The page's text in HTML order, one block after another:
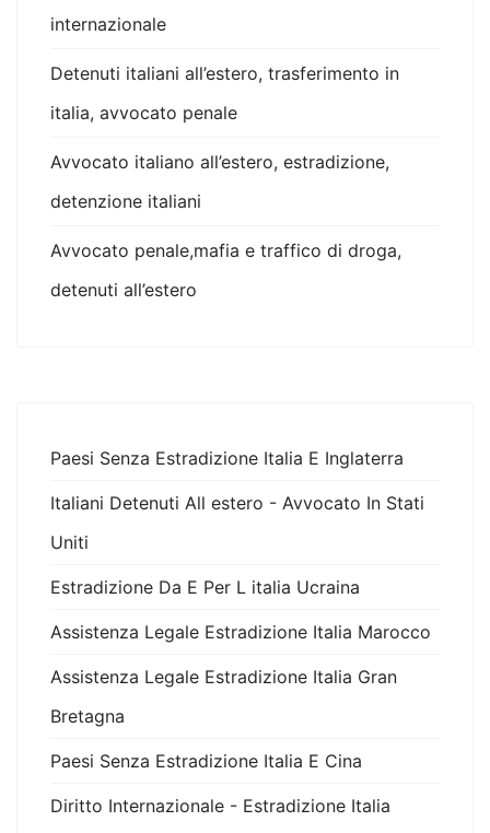
internazionale
Detenuti italiani all’estero, trasferimento in
italia, avvocato penale
Avvocato italiano all’estero, estradizione,
detenzione italiani
Avvocato penale,mafia e traffico di droga,
detenuti all’estero
Paesi Senza Estradizione Italia E Inglaterra
Italiani Detenuti All estero - Avvocato In Stati
Uniti
Estradizione Da E Per L italia Ucraina
Assistenza Legale Estradizione Italia Marocco
Assistenza Legale Estradizione Italia Gran
Bretagna
Paesi Senza Estradizione Italia E Cina
Diritto Internazionale - Estradizione Italia